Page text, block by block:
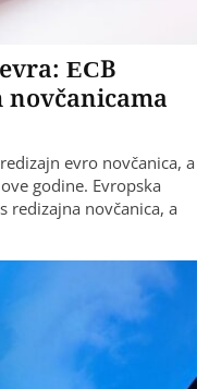
ECB
evro novčanica, a
godine. Evropska
redizajna novčanica, a